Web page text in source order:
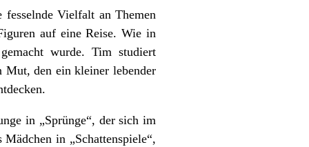
Vielfalt an Themen
auf eine Reise. Wie in
wurde. Tim studiert
den ein kleiner lebender
in „Sprünge“, der sich im
in „Schattenspiele“,